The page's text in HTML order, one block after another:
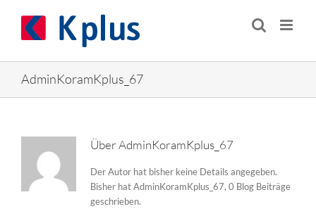
springen
AdminKoramKplus_67
ÜberAdminKoramKplus_67
Der Autor hat bisher keine Details angegeben.
Bisher hat AdminKoramKplus_67, 0 Blog Beiträge
geschrieben.